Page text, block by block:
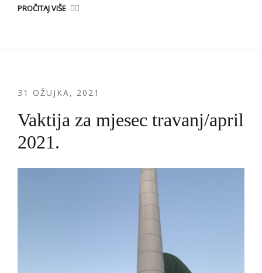
PROČITAJ VIŠE
31 OŽUJKA, 2021
Vaktija za mjesec travanj/april
2021.